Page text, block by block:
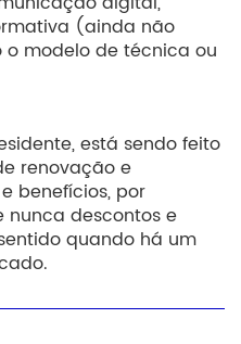
(ainda não
modelo de técnica ou
está sendo feito
renovação e
benefícios, por
nunca descontos e
quando há um